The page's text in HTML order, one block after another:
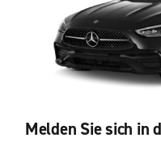
Melden Sie sich in